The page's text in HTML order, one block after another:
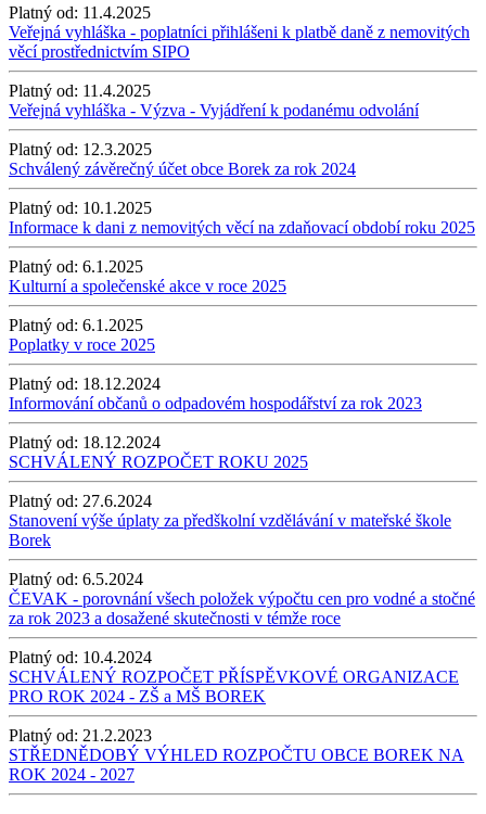
Platný od: 11.4.2025
Veřejná vyhláška - poplatníci přihlášeni k platbě daně z nemovitých
věcí prostřednictvím SIPO
Platný od: 11.4.2025
Veřejná vyhláška - Výzva - Vyjádření k podanému odvolání
Platný od: 12.3.2025
Schválený závěrečný účet obce Borek za rok 2024
Platný od: 10.1.2025
Informace k dani z nemovitých věcí na zdaňovací období roku 2025
Platný od: 6.1.2025
Kulturní a společenské akce v roce 2025
Platný od: 6.1.2025
Poplatky v roce 2025
Platný od: 18.12.2024
Informování občanů o odpadovém hospodářství za rok 2023
Platný od: 18.12.2024
SCHVÁLENÝ ROZPOČET ROKU 2025
Platný od: 27.6.2024
Stanovení výše úplaty za předškolní vzdělávání v mateřské škole
Borek
Platný od: 6.5.2024
ČEVAK - porovnání všech položek výpočtu cen pro vodné a stočné
za rok 2023 a dosažené skutečnosti v témže roce
Platný od: 10.4.2024
SCHVÁLENÝ ROZPOČET PŘÍSPĚVKOVÉ ORGANIZACE
PRO ROK 2024 - ZŠ a MŠ BOREK
Platný od: 21.2.2023
STŘEDNĚDOBÝ VÝHLED ROZPOČTU OBCE BOREK NA
ROK 2024 - 2027